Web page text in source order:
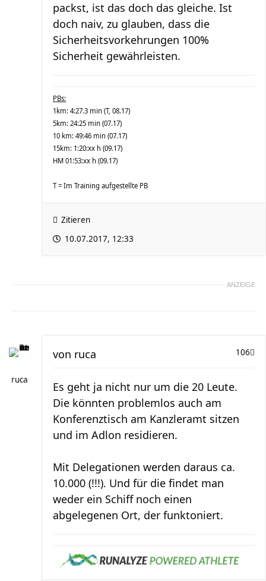
packst, ist das doch das gleiche. Ist
doch naiv, zu glauben, dass die
Sicherheitsvorkehrungen 100%
Sicherheit gewährleisten.
PBs:
1km: 4:27.3 min (T, 08.17)
5km: 24:25 min (07.17)
10 km: 49:46 min (07.17)
15km: 1:20:xx h (09.17)
HM 01:53:xx h (09.17)
T = Im Training aufgestellte PB
Zitieren
10.07.2017, 12:33
ANZEIGE
ruca
106
von ruca
Es geht ja nicht nur um die 20 Leute.
Die könnten problemlos auch am
Konferenztisch am Kanzleramt sitzen
und im Adlon residieren.
Mit Delegationen werden daraus ca.
10.000 (!!!). Und für die findet man
weder ein Schiff noch einen
abgelegenen Ort, der funktoniert.